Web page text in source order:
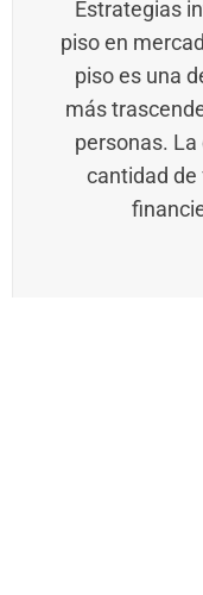
Estrategias
piso en
piso es una
más
personas.
cantidad de